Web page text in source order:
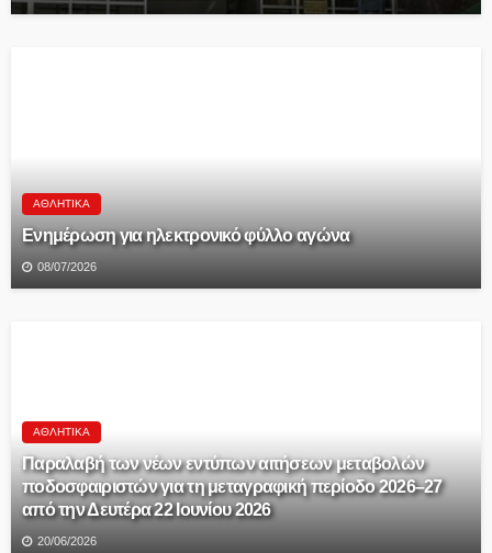
ΑΘΛΗΤΙΚΆ
Ενημέρωση για ηλεκτρονικό φύλλο αγώνα
08/07/2026
ΑΘΛΗΤΙΚΆ
Παραλαβή των νέων εντύπων αιτήσεων μεταβολών
ποδοσφαιριστών για τη μεταγραφική περίοδο 2026–27
από την Δευτέρα 22 Ιουνίου 2026
20/06/2026